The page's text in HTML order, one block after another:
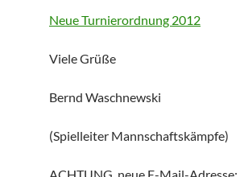
Neue Turnierordnung 2012
Viele Grüße
Bernd Waschnewski
(Spielleiter Mannschaftskämpfe)